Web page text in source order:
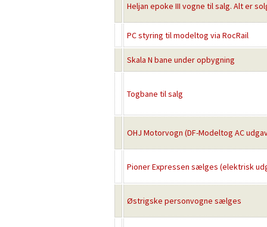
Heljan epoke III vogne til salg. Alt er
PC styring til modeltog via RocRail
Skala N bane under opbygning
Togbane til salg
OHJ Motorvogn (DF-Modeltog AC
Pioner Expressen sælges (elektrisk
Østrigske personvogne sælges